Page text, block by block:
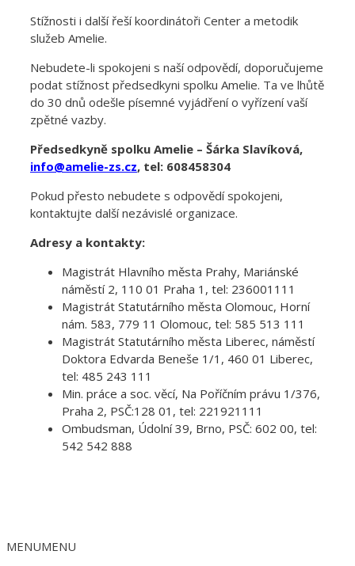
Stížnosti i další řeší koordinátoři Center a metodik
služeb Amelie.
Nebudete-li spokojeni s naší odpovědí, doporučujeme
podat stížnost předsedkyni spolku Amelie. Ta ve lhůtě
do 30 dnů odešle písemné vyjádření o vyřízení vaší
zpětné vazby.
Předsedkyně spolku Amelie – Šárka Slavíková,
info@amelie-zs.cz, tel: 608458304
Pokud přesto nebudete s odpovědí spokojeni,
kontaktujte další nezávislé organizace.
Adresy a kontakty:
Magistrát Hlavního města Prahy, Mariánské
náměstí 2, 110 01 Praha 1, tel: 236001111
Magistrát Statutárního města Olomouc, Horní
nám. 583, 779 11 Olomouc, tel: 585 513 111
Magistrát Statutárního města Liberec, náměstí
Doktora Edvarda Beneše 1/1, 460 01 Liberec,
tel: 485 243 111
Min. práce a soc. věcí, Na Poříčním právu 1/376,
Praha 2, PSČ:128 01, tel: 221921111
Ombudsman, Údolní 39, Brno, PSČ: 602 00, tel:
542 542 888
MENUMENU